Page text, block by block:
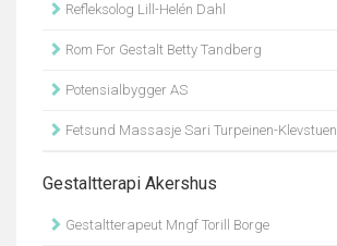
Refleksolog Lill-Helén Dahl
Rom For Gestalt Betty Tandberg
Potensialbygger AS
Fetsund Massasje Sari Turpeinen-Klevstuen
Gestaltterapi Akershus
Gestaltterapeut Mngf Torill Borge